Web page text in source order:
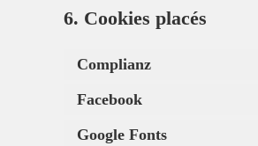
6. Cookies placés
Complianz
Facebook
Google Fonts